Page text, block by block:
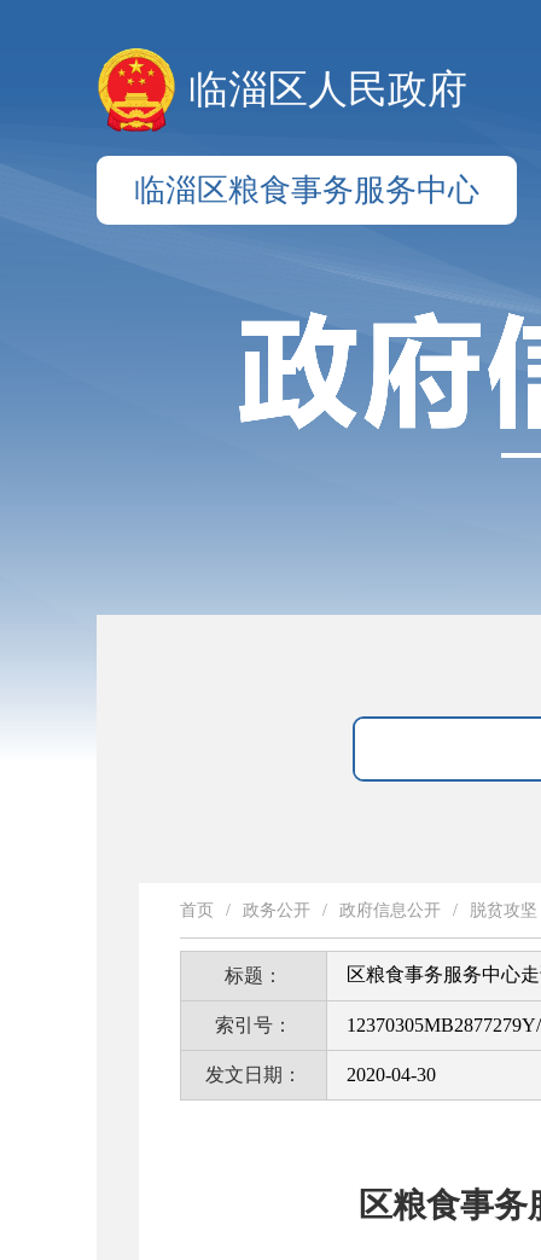
临淄区人民政府
临淄区粮食事务服务中心
首页 / 政务公开 / 政府信息公开 / 脱贫攻坚
标题： 区粮食事务服务中心
索引号：
发文日期： 2020-04-30
区粮食事